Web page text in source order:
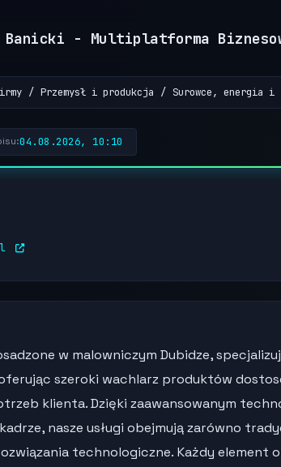
Banicki - Multiplatforma
Przemysł i produkcja Surowce, energia i
04.08.2026, 10:10
w malowniczym Dubidze,
szeroki wachlarz produktów
klienta. Dzięki zaawansowanym
nasze usługi obejmują zarówno
technologiczne. Każdy element